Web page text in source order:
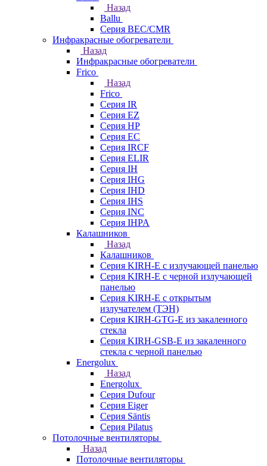
Назад
Ballu
Серия BEC/CMR
Инфракрасные обогреватели
Назад
Инфракрасные обогреватели
Frico
Назад
Frico
Серия IR
Серия EZ
Серия HP
Серия EC
Серия IRCF
Серия ELIR
Серия IH
Серия IHG
Серия IHD
Серия IHS
Серия INC
Серия IHPA
Калашников
Назад
Калашников
Серия KIRH-E с излучающей панелью
Серия KIRH-E с черной излучающей
панелью
Серия KIRH-E с открытым
излучателем (ТЭН)
Серия KIRH-GTG-E из закаленного
стекла
Серия KIRH-GSB-E из закаленного
стекла с черной панелью
Energolux
Назад
Energolux
Серия Dufour
Серия Eiger
Серия Säntis
Серия Pilatus
Потолочные вентиляторы
Назад
Потолочные вентиляторы